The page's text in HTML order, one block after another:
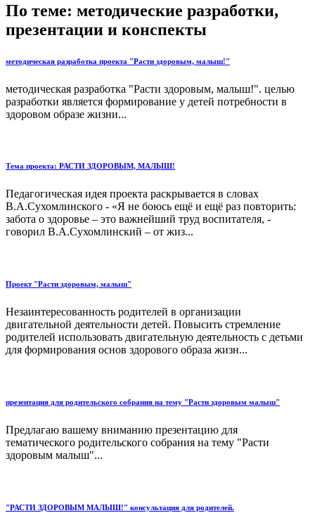
По теме: методические разработки,
презентации и конспекты
методическая разработка проекта "Расти здоровым, малыш!"
методическая разработка "Расти здоровым, малыш!". целью
разработки является формирование у детей потребности в
здоровом образе жизни...
Тема проекта: РАСТИ ЗДОРОВЫМ, МАЛЫШ!
Педагогическая идея проекта раскрывается в словах
В.А.Сухомлинского - «Я не боюсь ещё и ещё раз повторить:
забота о здоровье – это важнейший труд воспитателя, -
говорил В.А.Сухомлинский – от жиз...
Проект "Расти здоровым, малыш"
Незаинтересованность родителей в организации
двигательной деятельности детей. Повысить стремление
родителей использовать двигательную деятельность с детьми
для формирования основ здорового образа жизн...
презентация для родительского собрания на тему "Расти здоровым малыш"
Предлагаю вашему вниманию презентацию для
тематического родительского собрания на тему "Расти
здоровым малыш"...
"РАСТИ ЗДОРОВЫМ МАЛЫШ!" консультация для родителей.